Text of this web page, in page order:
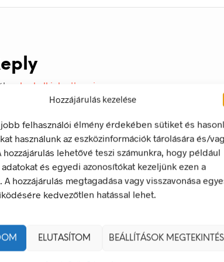
Hozzájárulás kezelése
felhasználói élmény érdekében sütiket és
használunk az eszközinformációk tárolására és/
hozzájárulás lehetővé teszi számunkra, hogy például
és egyedi azonosítókat kezeljünk ezen a
hozzájárulás megtagadása vagy visszavonása
kedvezőtlen hatással lehet.
ELUTASÍTOM BEÁLLÍTÁSOK
be kell jelentkezni